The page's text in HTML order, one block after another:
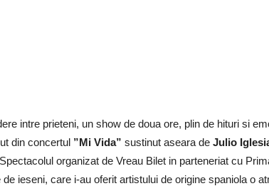
intre prieteni, un show de doua ore, plin de hituri si
din concertul ”Mi Vida” sustinut aseara de Julio
organizat de Vreau Bilet in parteneriat cu
ieseni, care i-au oferit artistului de origine spaniola o